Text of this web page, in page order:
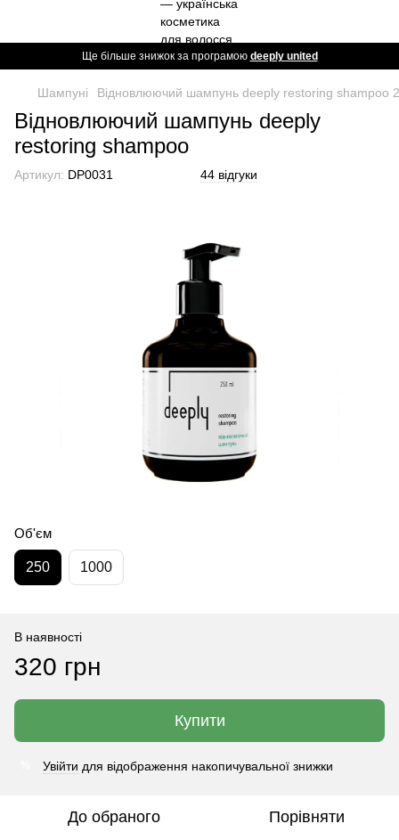
Ще більше знижок за програмою deeply united
Шампуні Відновлюючий шампунь deeply restoring shampoo
Відновлюючий шампунь deeply
restoring shampoo
Артикул: DP0031 44 відгуки
Об'єм
250 1000
В наявності
320 грн
Купити
Увійти для відображення накопичувальної знижки
До обраного Порівняти